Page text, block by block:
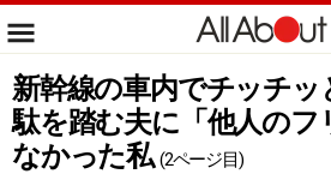
新幹線の車内でチッチッ
駄を踏む夫に「他人の
なかった私 (2ページ目)